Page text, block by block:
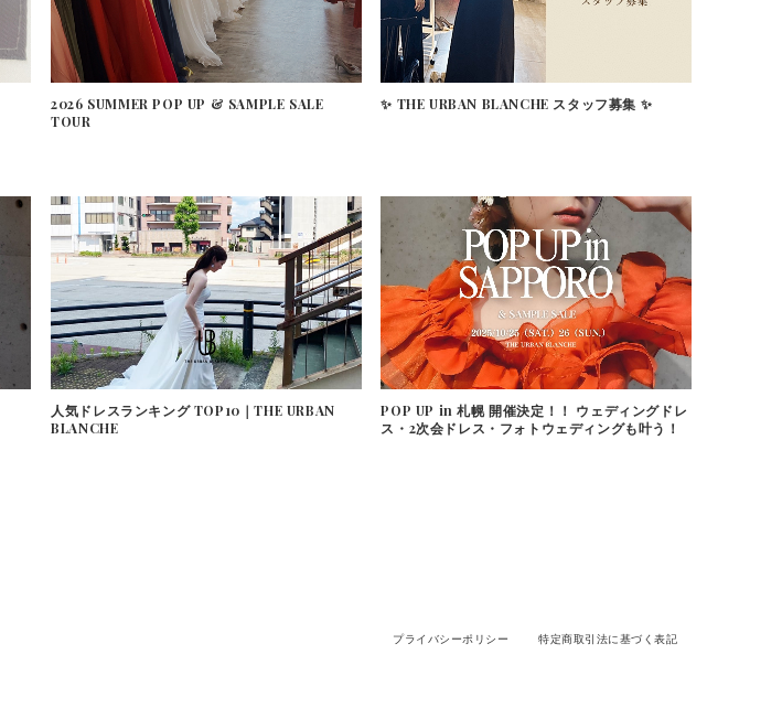
2026 SUMMER POP UP & SAMPLE SALE
TOUR
✨ THE URBAN BLANCHE スタッフ募集 ✨
人気ドレスランキング TOP10｜THE URBAN
BLANCHE
POP UP in 札幌 開催決定！！ ウェディングドレ
ス・2次会ドレス・フォトウェディングも叶う！
プライバシーポリシー 特定商取引法に基づく表記